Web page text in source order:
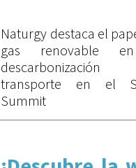
Naturgy destaca el
gas renovable
transporte en el
Summit